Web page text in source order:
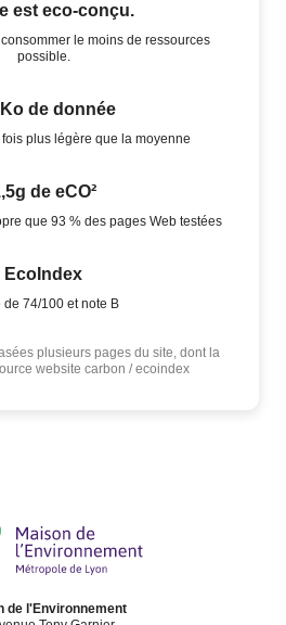
est eco-conçu.
consommer le moins de ressources
possible.
de donnée
plus légère que la moyenne
de eCO²
que 93 % des pages Web testées
EcoIndex
de 74/100 et note B
plusieurs pages du site, dont la
website carbon / ecoindex
de l'Environnement